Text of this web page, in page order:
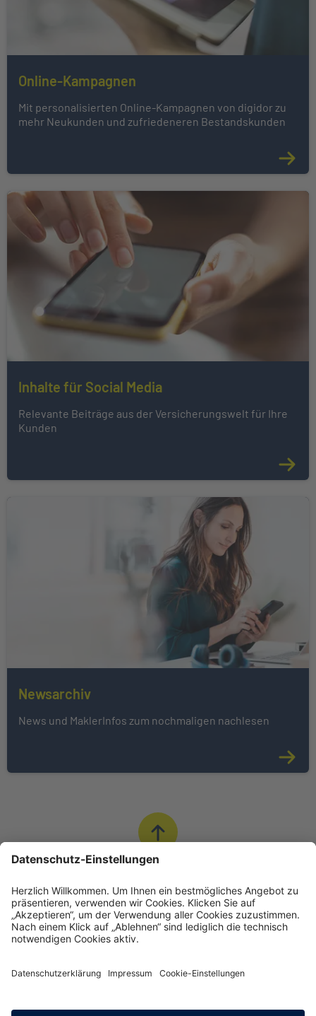
Online-Kampagnen
Mit personalisierten Online-Kampagnen von digidor zu
mehr Neukunden und zufriedeneren Bestandskunden
Inhalte für Social Media
Relevante Beiträge aus der Versicherungswelt für Ihre
Kunden
Newsarchiv
News und MaklerInfos zum nochmaligen nachlesen
Nach Oben
© INTER Versicherungsgruppe
Impressum